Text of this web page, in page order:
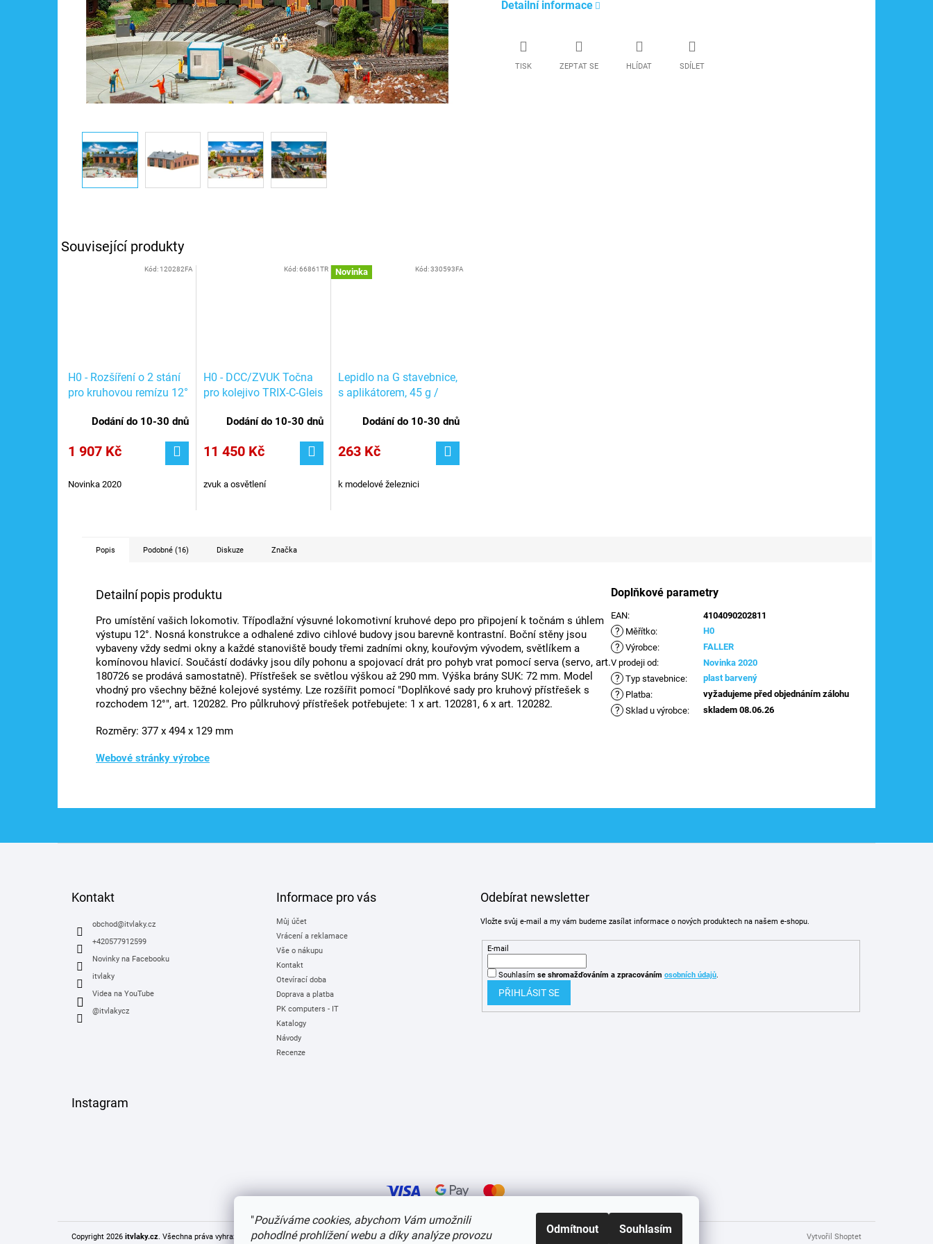
"Používáme cookies, abychom Vám umožnili
pohodlné prohlížení webu a díky analýze provozu
Odmítnout Souhlasím
Detailní informace
TISK ZEPTAT SE HLÍDAT SDÍLET
Související produkty
H0 - Rozšíření o 2 stání
pro kruhovou remízu 12°
Dodání do 10-30 dnů
1 907 Kč
Novinka 2020
Kód: 120282FA
H0 - DCC/ZVUK Točna
pro kolejivo TRIX-C-Gleis
Dodání do 10-30 dnů
11 450 Kč
zvuk a osvětlení
Kód:66861TR Novinka
Lepidlo na G stavebnice,
s aplikátorem, 45 g /
Dodání do 10-30 dnů
263 Kč
k modelové železnici
Kód:330593FA
Popis Podobné (16) Diskuze Značka
Detailní popis produktu
Pro umístění vašich lokomotiv. Třípodlažní výsuvné lokomotivní kruhové depo pro připojení k točnám s úhlem
výstupu 12°. Nosná konstrukce a odhalené zdivo cihlové budovy jsou barevně kontrastní. Boční stěny jsou
vybaveny vždy sedmi okny a každé stanoviště boudy třemi zadními okny, kouřovým vývodem, světlíkem a
komínovou hlavicí. Součástí dodávky jsou díly pohonu a spojovací drát pro pohyb vrat pomocí serva (servo, art.
180726 se prodává samostatně). Přístřešek se světlou výškou až 290 mm. Výška brány SUK: 72 mm. Model
vhodný pro všechny běžné kolejové systémy. Lze rozšířit pomocí "Doplňkové sady pro kruhový přístřešek s
rozchodem 12°", art. 120282. Pro půlkruhový přístřešek potřebujete: 1 x art. 120281, 6 x art. 120282.
Rozměry: 377 x 494 x 129 mm
Webové stránky výrobce
Doplňkové parametry
EAN: 4104090202811
? Měřítko: H0
? Výrobce:
FALLER
V prodeji od: Novinka 2020
? Typ stavebnice: plast barvený
? Platba: vyžadujeme před objednáním zálohu
? Sklad u výrobce: skladem 08.06.26
Kontakt
obchod@itvlaky.cz
+420577912599
Novinky na Facebooku
itvlaky
Videa na YouTube
@itvlakycz
Informace pro vás
Můj účet
Vrácení a reklamace
Vše o nákupu
Kontakt
Otevírací doba
Doprava a platba
PK computers - IT
Katalogy
Návody
Recenze
Odebírat newsletter
Vložte svůj e-mail a my vám budeme zasílat informace o nových produktech na našem e-shopu.
E-mail
Souhlasím se shromažďováním a zpracováním osobních údajů.
PŘIHLÁSIT SE
Instagram
Vytvořil Shoptet
Copyright 2026 itvlaky.cz. Všechna práva vyhrazena.Upravit nastavení cookies